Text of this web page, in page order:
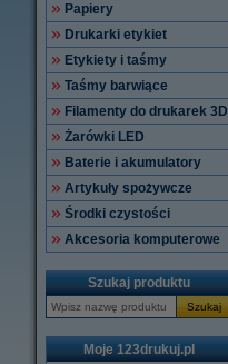
Papiery
Drukarki etykiet
Etykiety i taśmy
Taśmy barwiące
Filamenty do drukarek 3D
Żarówki LED
Baterie i akumulatory
Artykuły spożywcze
Środki czystości
Akcesoria komputerowe
Szukaj produktu
Szukaj
Moje 123drukuj.pl